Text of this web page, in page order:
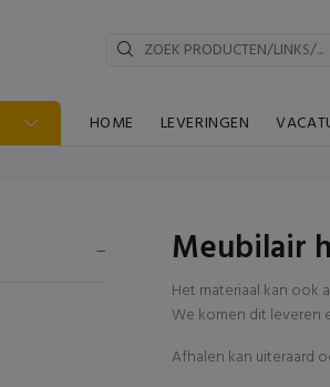
HOME LEVERINGEN
Meubilair
Het materiaal kan ook
We komen dit leveren
Afhalen kan uiteraard